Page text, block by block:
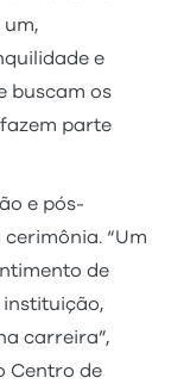
e
buscam os
parte
e pós-
“Um
de
carreira”,
Centro de